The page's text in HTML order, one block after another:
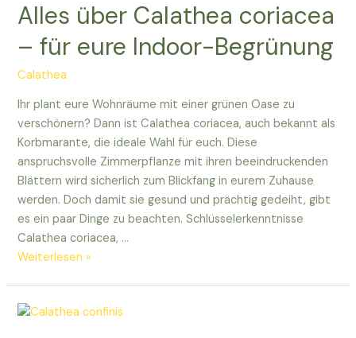
ultimativer
Alles über Calathea coriacea
– für eure Indoor-Begrünung
Calathea
Ihr plant eure Wohnräume mit einer grünen Oase zu
verschönern? Dann ist Calathea coriacea, auch bekannt als
Korbmarante, die ideale Wahl für euch. Diese
anspruchsvolle Zimmerpflanze mit ihren beeindruckenden
Blättern wird sicherlich zum Blickfang in eurem Zuhause
werden. Doch damit sie gesund und prächtig gedeiht, gibt
es ein paar Dinge zu beachten. Schlüsselerkenntnisse
Calathea coriacea, …
Alles
coriacea
Weiterlesen »